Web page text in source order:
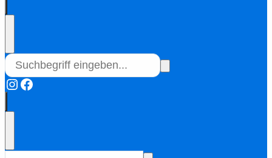
Instagram
Facebook